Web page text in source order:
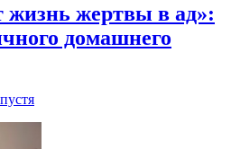
жизнь жертвы в ад»:
домашнего